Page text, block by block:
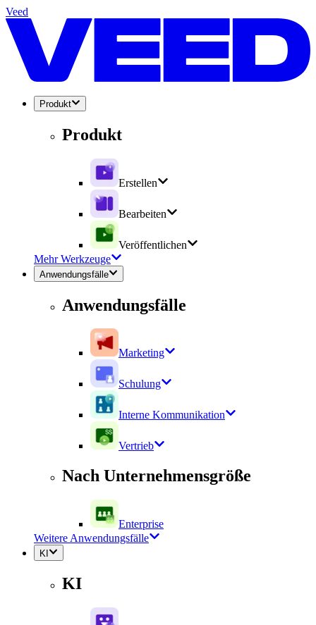
Veed
Produkt
Produkt
Erstellen
Bearbeiten
Veröffentlichen
Mehr Werkzeuge
Anwendungsfälle
Anwendungsfälle
Marketing
Schulung
Interne Kommunikation
Vertrieb
Nach Unternehmensgröße
Enterprise
Weitere Anwendungsfälle
KI
KI